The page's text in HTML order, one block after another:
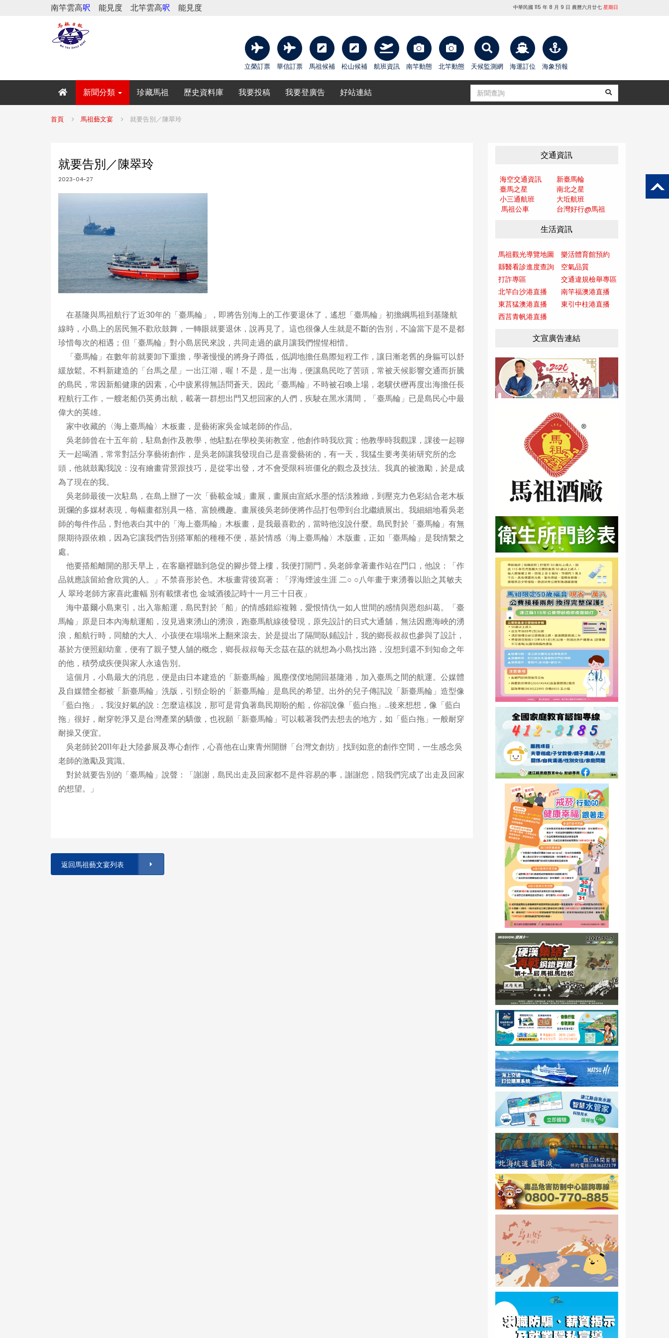
南竿雲高呎 能見度 北竿雲高呎 能見度 中華民國 115 年 8 月 9 日 農曆六月廿七 星期日
立榮訂票 華信訂票 馬祖候補 松山候補 航班資訊 南竿動態 北竿動態 天候監測網 海運訂位 海象預報
新聞分類 珍藏馬祖 歷史資料庫 我要投稿 我要登廣告 好站連結
首頁 馬祖藝文宴 就要告別／陳翠玲
就要告別／陳翠玲
2023-04-27
在基隆與馬祖航行了近30年的「臺馬輪」，即將告別海上的工作要退休了，遙想「臺馬輪」初擔綱馬祖到基隆航
線時，小島上的居民無不歡欣鼓舞，一轉眼就要退休，說再見了。這也很像人生就是不斷的告別，不論當下是不是都
珍惜每次的相遇；但「臺馬輪」對小島居民來說，共同走過的歲月讓我們惺惺相惜。
「臺馬輪」在數年前就要卸下重擔，學著慢慢的將身子蹲低，低調地擔任島際短程工作，讓日漸老舊的身軀可以舒
緩放鬆。不料新建造的「台馬之星」一出江湖，喔！不是，是一出海，便讓島民吃了苦頭，常被天候影響交通而折騰
的島民，常因新船健康的因素，心中疲累得無語問蒼天。因此「臺馬輪」不時被召喚上場，老驥伏櫪再度出海擔任長
程航行工作，一艘老船仍英勇出航，載著一群想出門又想回家的人們，疾駛在黑水溝間，「臺馬輪」已是島民心中最
偉大的英雄。
家中收藏的〈海上臺馬輪〉木板畫，是藝術家吳金城老師的作品。
吳老師曾在十五年前，駐島創作及教學，他駐點在學校美術教室，他創作時我欣賞；他教學時我觀課，課後一起聊
天一起喝酒，常常對話分享藝術創作，是吳老師讓我發現自己是喜愛藝術的，有一天，我猛生要考美術研究所的念
頭，他就鼓勵我說：沒有繪畫背景跟技巧，是從零出發，才不會受限科班僵化的觀念及技法。我真的被激勵，於是成
為了現在的我。
吳老師最後一次駐島，在島上辦了一次「藝載金城」畫展，畫展由宣紙水墨的恬淡雅緻，到壓克力色彩結合老木板
斑爛的多媒材表現，每幅畫都別具一格、富饒機趣。畫展後吳老師便將作品打包帶到台北繼續展出。我細細地看吳老
師的每件作品，對他表白其中的「海上臺馬輪」木板畫，是我最喜歡的，當時他沒說什麼。島民對於「臺馬輪」有無
限期待跟依賴，因為它讓我們告別搭軍船的種種不便，基於情感〈海上臺馬輪〉木版畫，正如「臺馬輪」是我情繫之
處。
他要搭船離開的那天早上，在客廳裡聽到急促的腳步聲上樓，我便打開門，吳老師拿著畫作站在門口，他說：「作
品就應該留給會欣賞的人。」不禁喜形於色。木板畫背後寫著：「浮海煙波生涯 二○ ○八年畫于東湧養以貽之其敏夫
人 翠玲老師方家喜此畫幅 別有載懷者也 金城酒後記時十一月三十日夜」
海中蕞爾小島東引，出入靠船運，島民對於「船」的情感錯綜複雜，愛恨情仇一如人世間的感情與恩怨糾葛。「臺
馬輪」原是日本內海航運船，沒見過東湧山的湧浪，跑臺馬航線後發現，原先設計的日式大通舖，無法因應海峽的湧
浪，船航行時，同艙的大人、小孩便在塌塌米上翻來滾去。於是提出了隔間臥鋪設計，我的鄉長叔叔也參與了設計，
基於方便照顧幼童，便有了親子雙人舖的概念，鄉長叔叔每天念茲在茲的就想為小島找出路，沒想到還不到知命之年
的他，積勞成疾便與家人永遠告別。
這個月，小島最大的消息，便是由日本建造的「新臺馬輪」風塵僕僕地開回基隆港，加入臺馬之間的航運。公媒體
及自媒體全都被「新臺馬輪」洗版，引頸企盼的「新臺馬輪」是島民的希望。出外的兒子傳訊說「新臺馬輪」造型像
「藍白拖」，我沒好氣的說：怎麼這樣說，那可是背負著島民期盼的船，你卻說像「藍白拖」…後來想想，像「藍白
拖」很好，耐穿乾淨又是台灣產業的驕傲，也祝願「新臺馬輪」可以載著我們去想去的地方，如「藍白拖」一般耐穿
耐操又便宜。
吳老師於2011年赴大陸參展及專心創作，心喜他在山東青州開辦「台灣文創坊」找到如意的創作空間，一生感念吳
老師的激勵及賞識。
對於就要告別的「臺馬輪」說聲：「謝謝，島民出走及回家都不是件容易的事，謝謝您，陪我們完成了出走及回家
的想望。」
返回馬祖藝文宴列表
交通資訊
海空交通資訊
新臺馬輪
臺馬之星
南北之星
小三通航班
大坵航班
馬祖公車
台灣好行@馬祖
生活資訊
馬祖觀光導覽地圖
樂活體育館預約
縣醫看診進度查詢
空氣品質
打詐專區
交通違規檢舉專區
北竿白沙港直播
南竿福澳港直播
東莒猛澳港直播
東引中柱港直播
西莒青帆港直播
文宣廣告連結